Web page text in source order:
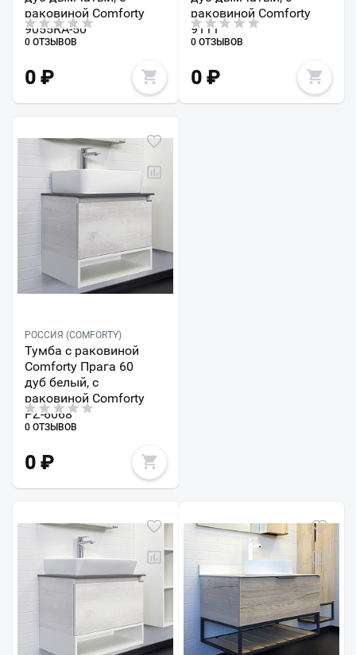
раковиной Comforty
9055RA-50
0 ОТЗЫВОВ
0 ₽
раковиной Comforty
9111
0 ОТЗЫВОВ
0₽
РОССИЯ (COMFORTY)
Тумба с раковиной
Comforty Прага 60
дуб белый, с
раковиной Comforty
PZ-6068
0 ОТЗЫВОВ
0 ₽